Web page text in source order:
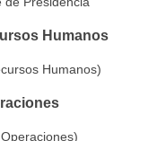
Humanos
Humanos)